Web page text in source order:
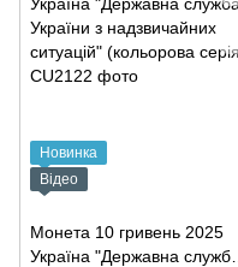
Новинка
Відео
Монета 10 гривень 2025
Україна "Державна служба